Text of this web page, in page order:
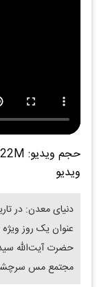
حجم ویدیو: 17.22M
ویدیو
عنوان یک روز
حضرت آیت‌الله
مجتمع مس